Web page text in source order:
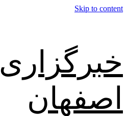
Skip to content
خبرگزاری
اصفهان